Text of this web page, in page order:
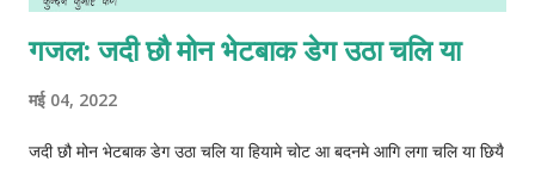
गजल: जदी छौ मोन भेटबाक डेग उठा चलि या
मई 04, 2022
जदी छौ मोन भेटबाक डेग उठा चलि या हियामे चोट आ बदनमे आगि लगा चलि या छियै